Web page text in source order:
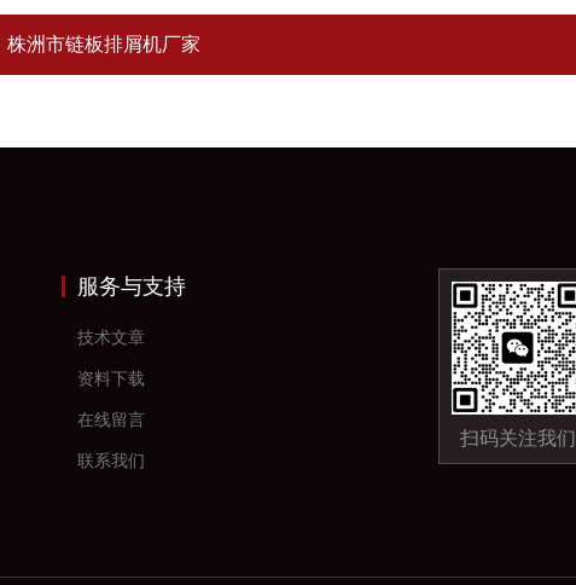
株洲市链板排屑机厂家
服务与支持
技术文章
资料下载
在线留言
联系我们
扫码关注我们